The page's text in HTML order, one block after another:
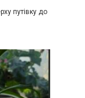
путівку до